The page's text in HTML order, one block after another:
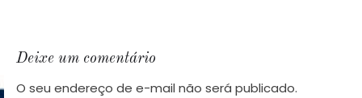
Deixe um comentário
O seu endereço de e-mail não será publicado.